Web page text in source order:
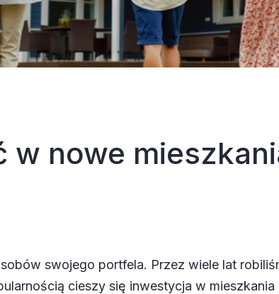
nowe
swojego portfela. Przez wiele lat
cieszy się inwestycja w